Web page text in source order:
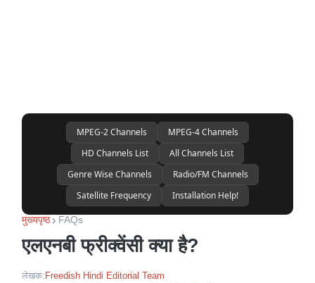
MPEG-2 Channels
MPEG-4 Channels
HD Channels List
All Channels List
Genre Wise Channels
Radio/FM Channels
Satellite Frequency
Installation Help!
मुख्यपृष्ठ FAQs
एलएनबी फ्रीक्वेंसी क्या है?
लेखक: Freedish Hindi Editorial Team